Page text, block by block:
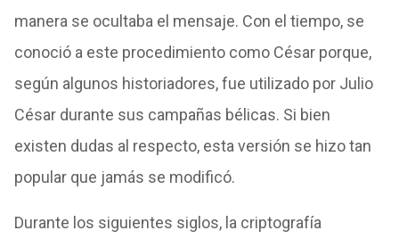
manera se ocultaba el mensaje. Con el tiempo, se
conoció a este procedimiento como César porque,
según algunos historiadores, fue utilizado por Julio
César durante sus campañas bélicas. Si bien
existen dudas al respecto, esta versión se hizo tan
popular que jamás se modificó.
Durante los siguientes siglos, la criptografía